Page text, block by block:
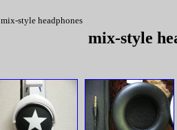
mix-style
style headphones